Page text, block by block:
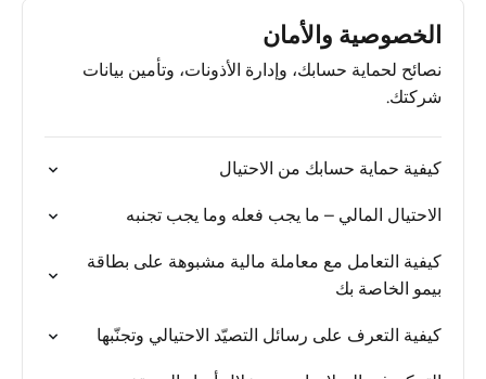
الخصوصية والأمان
نصائح لحماية حسابك، وإدارة الأذونات، وتأمين بيانات
شركتك.
كيفية حماية حسابك من الاحتيال
الاحتيال المالي – ما يجب فعله وما يجب تجنبه
كيفية التعامل مع معاملة مالية مشبوهة على بطاقة
بيمو الخاصة بك
كيفية التعرف على رسائل التصيّد الاحتيالي وتجنّبها